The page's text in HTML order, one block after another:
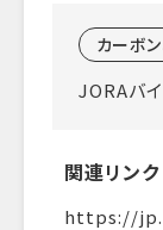
カーボ
JORAバ
関連リンク
https://